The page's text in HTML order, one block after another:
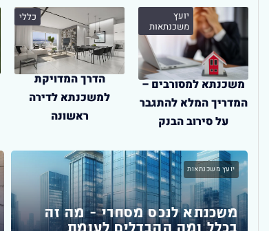
יועץ
משכנתאות
משכנתא למסורבים –
המדריך המלא להתגבר
על סירוב הבנק
כללי
הדרך המדויקת
למשכנתא לדירה
ראשונה
יועץ משכנתאות
משכנתא לנכס מסחרי – מה זה
בכלל ומה ההבדלים לעומת